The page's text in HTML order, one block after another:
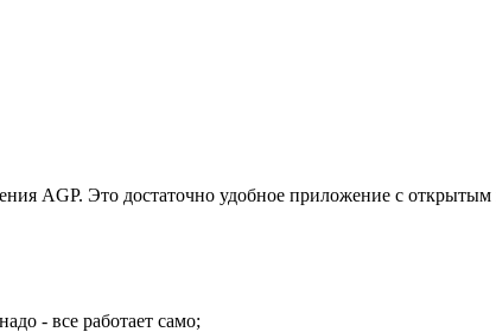
AGP. Это достаточно удобное приложение с
- все работает само;